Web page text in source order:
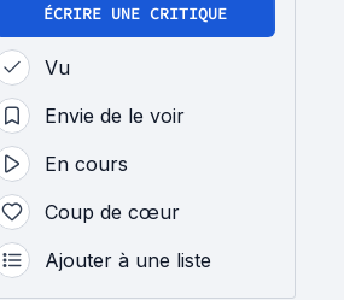
ÉCRIRE UNE CRITIQUE
Vu
Envie de le voir
En cours
Coup de cœur
Ajouter à une liste